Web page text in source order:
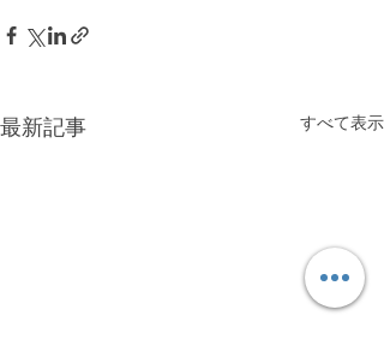
最新記事 すべて表示